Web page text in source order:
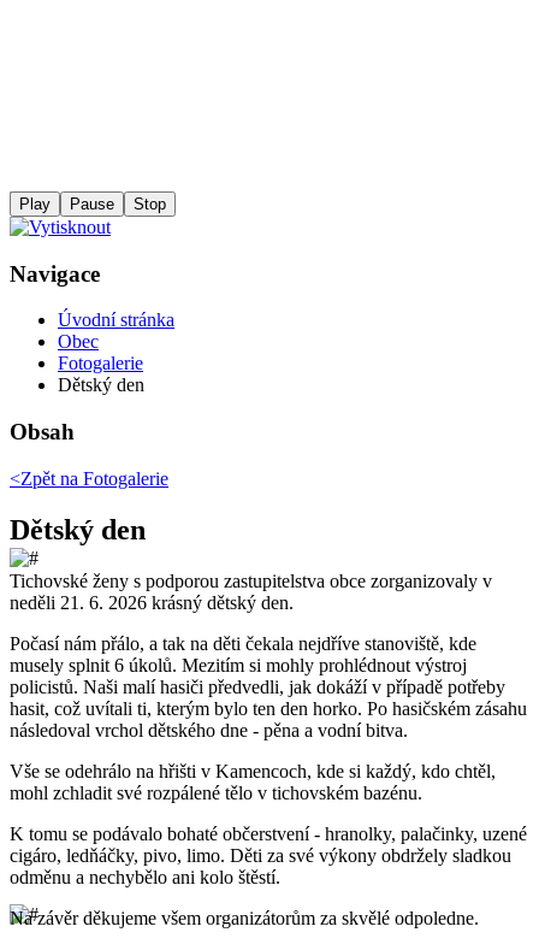
Play Pause Stop
Navigace
Úvodní stránka
Obec
Fotogalerie
Dětský den
Obsah
<Zpět na Fotogalerie
Dětský den
Tichovské ženy s podporou zastupitelstva obce zorganizovaly v
neděli 21. 6. 2026 krásný dětský den.
Počasí nám přálo, a tak na děti čekala nejdříve stanoviště, kde
musely splnit 6 úkolů. Mezitím si mohly prohlédnout výstroj
policistů. Naši malí hasiči předvedli, jak dokáží v případě potřeby
hasit, což uvítali ti, kterým bylo ten den horko. Po hasičském zásahu
následoval vrchol dětského dne - pěna a vodní bitva.
Vše se odehrálo na hřišti v Kamencoch, kde si každý, kdo chtěl,
mohl zchladit své rozpálené tělo v tichovském bazénu.
K tomu se podávalo bohaté občerstvení - hranolky, palačinky, uzené
cigáro, ledňáčky, pivo, limo. Děti za své výkony obdržely sladkou
odměnu a nechybělo ani kolo štěstí.
Na závěr děkujeme všem organizátorům za skvělé odpoledne.